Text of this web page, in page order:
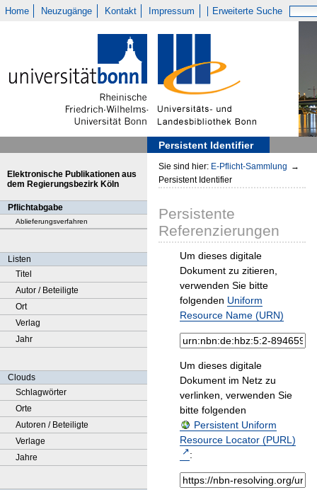
Home Neuzugänge Kontakt Impressum Erweiterte Suche
Persistent Identifier
Elektronische Publikationen aus
dem Regierungsbezirk Köln
Pflichtabgabe
Ablieferungsverfahren
Listen
Titel
Autor / Beteiligte
Ort
Verlag
Jahr
Clouds
Schlagwörter
Orte
Autoren / Beteiligte
Verlage
Jahre
Sie sind hier: E-Pflicht-Sammlung →
Persistent Identifier
Persistente
Referenzierungen
Um dieses digitale
Dokument zu zitieren,
verwenden Sie bitte
folgenden Uniform
Resource Name (URN)
Um dieses digitale
Dokument im Netz zu
verlinken, verwenden Sie
bitte folgenden
Persistent Uniform
Resource Locator (PURL)
: